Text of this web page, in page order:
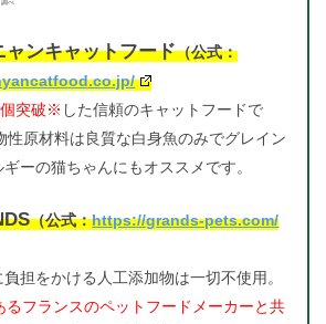
調べ
ャンキャットフード（公式：
突破※ した信頼のキャットフードで
性原材料は良質な白身魚のみでグレイン
ーの猫ちゃんにもオススメです。
（公式：https://grands-pets.com/
担をかける人工添加物は一切不使用。
るフランスのペットフードメーカーと共